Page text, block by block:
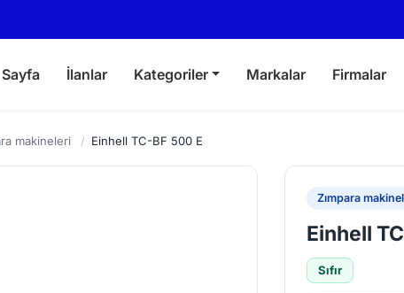
İlanlar Kategoriler Markalar Firmalar
makineleri / Einhell TC-BF 500 E
Zımpara
Einhell
Sıfır